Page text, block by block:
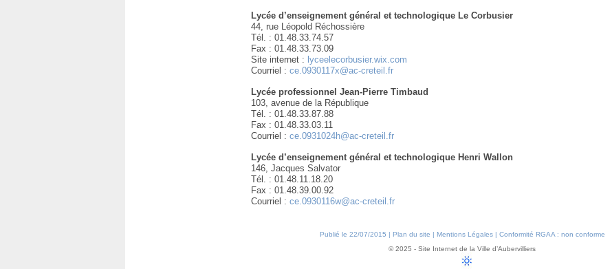
Lycée d’enseignement général et technologique Le Corbusier
44, rue Léopold Réchossière
Tél. : 01.48.33.74.57
Fax : 01.48.33.73.09
Site internet : lyceelecorbusier.wix.com
Courriel :ce.0930117x@ac-creteil.fr
Lycée professionnel Jean-Pierre Timbaud
103, avenue de la République
Tél. : 01.48.33.87.88
Fax : 01.48.33.03.11
Courriel :ce.0931024h@ac-creteil.fr
Lycée d’enseignement général et technologique Henri Wallon
146, Jacques Salvator
Tél. : 01.48.11.18.20
Fax : 01.48.39.00.92
Courriel :ce.0930116w@ac-creteil.fr
Publié le 22/07/2015 | Plan du site | Mentions Légales| Conformité RGAA : non conforme
© 2025 - Site Internet de la Ville d’Aubervilliers